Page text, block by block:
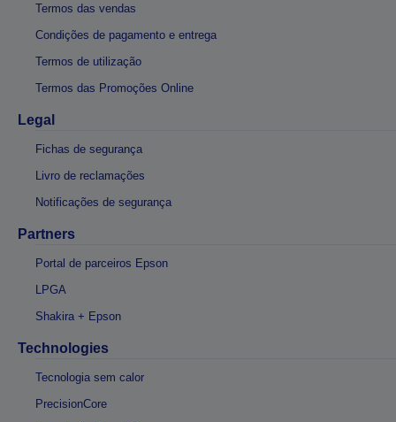
Termos das vendas
Condições de pagamento e entrega
Termos de utilização
Termos das Promoções Online
Legal
Fichas de segurança
Livro de reclamações
Notificações de segurança
Partners
Portal de parceiros Epson
LPGA
Shakira + Epson
Technologies
Tecnologia sem calor
PrecisionCore